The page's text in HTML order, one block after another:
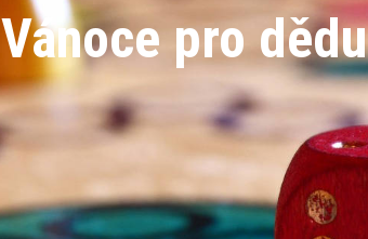
Vánoce pro dědu